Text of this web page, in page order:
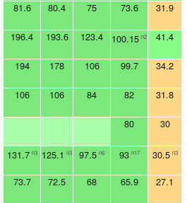
81.6 80.4 75 73.6 31.9
196.4 193.6 123.4 100.15 n2 41.4
194 178 106 99.7 34.2
106 106 84 82 31.8
80 30
131.7 n3 125.1 n3 97.5 n6 93 n17 30.5 n3
73.7 72.5 68 65.9 27.1